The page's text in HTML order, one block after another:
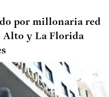
por millonaria red
Alto y La Florida